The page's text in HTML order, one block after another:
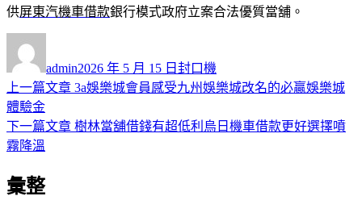
供屏東汽機車借款銀行模式政府立案合法優質當舖。
者
admin佈
日
2026 年 5 月 15 日 類
封口機
文
章
導
覽
上一篇文章 上
篇
3a娛樂城會員感受九州娛樂城改名的必贏娛樂城
體驗金
下一篇文章 下
樹林當舖借錢有超低利烏日機車借款更好選擇噴
霧降溫
彙整